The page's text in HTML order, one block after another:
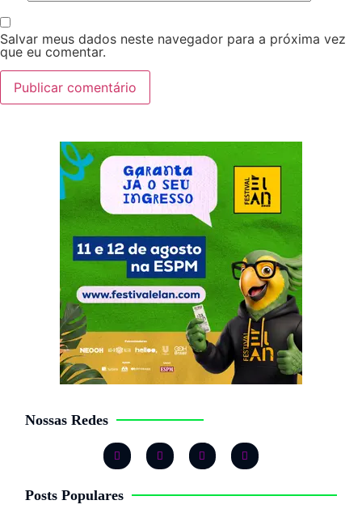
Salvar meus dados neste navegador para a próxima vez
que eu comentar.
Nossas Redes
Posts Populares